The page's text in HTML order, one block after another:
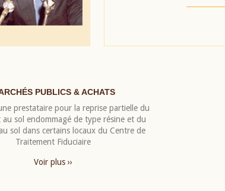
PUBLICS & ACHATS
prestataire pour la reprise partielle du
au sol endommagé de type résine et du
sol dans certains locaux du Centre de
Traitement Fiduciaire
Voir plus ››